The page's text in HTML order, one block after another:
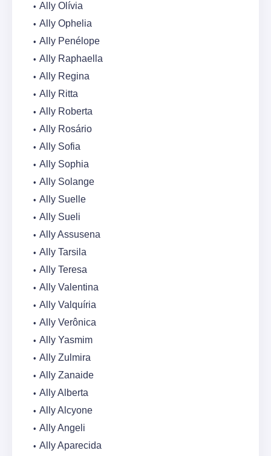
Ally Olívia
Ally Ophelia
Ally Penélope
Ally Raphaella
Ally Regina
Ally Ritta
Ally Roberta
Ally Rosário
Ally Sofia
Ally Sophia
Ally Solange
Ally Suelle
Ally Sueli
Ally Assusena
Ally Tarsila
Ally Teresa
Ally Valentina
Ally Valquíria
Ally Verônica
Ally Yasmim
Ally Zulmira
Ally Zanaide
Ally Alberta
Ally Alcyone
Ally Angeli
Ally Aparecida